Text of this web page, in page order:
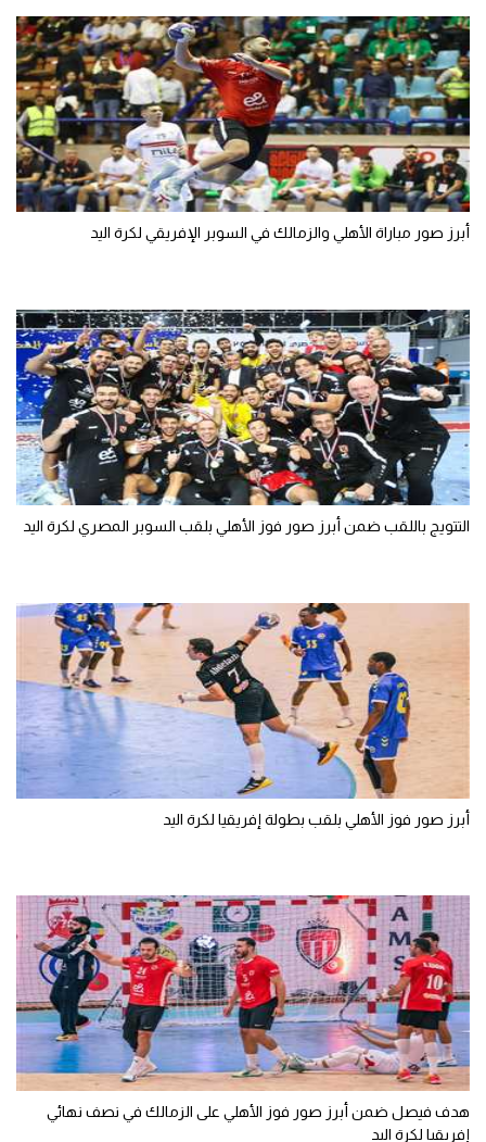
أبرز صور مباراة الأهلي والزمالك في السوبر الإفريقي لكرة اليد
التتويج باللقب ضمن أبرز صور فوز الأهلي بلقب السوبر المصري لكرة اليد
أبرز صور فوز الأهلي بلقب بطولة إفريقيا لكرة اليد
هدف فيصل ضمن أبرز صور فوز الأهلي على الزمالك في نصف نهائي
إفريقيا لكرة اليد